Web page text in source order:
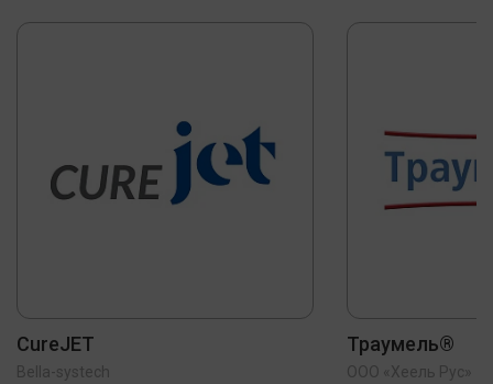
CureJET
Bella-systech
Траумель®
ООО «Хеель Рус»